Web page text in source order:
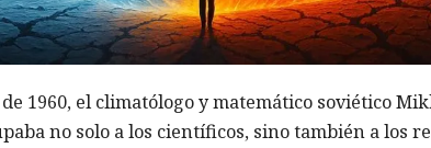
1960, el climatólogo y matemático soviético
no solo a los científicos, sino también a los